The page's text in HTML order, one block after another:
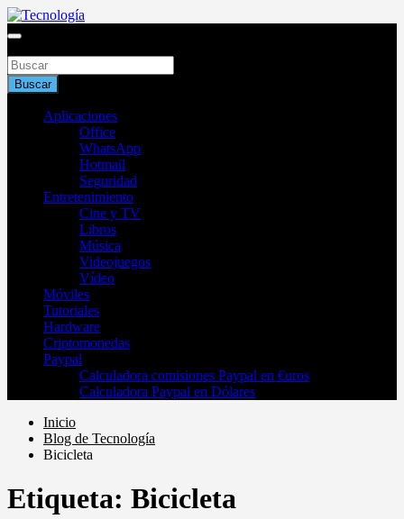
Saltar
al
Tecnología
Buscar
Aplicaciones
Office
WhatsApp
Hotmail
Seguridad
Entretenimiento
Cine y TV
Libros
Música
Videojuegos
Vídeo
Móviles
Tutoriales
Hardware
Criptomonedas
Paypal
Calculadora comisiones Paypal en €uros
Calculadora Paypal en Dólares
Inicio
Blog de Tecnología
Bicicleta
Etiqueta: Bicicleta